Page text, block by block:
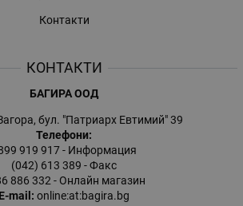
Контакти
КОНТАКТИ
БАГИРА ООД
бул. "Патриарх Евтимий" 39
Телефони:
919 917- Информация
(042) 613 389 - Факс
886 332- Онлайн магазин
E-mail: online:at:bagira.bg